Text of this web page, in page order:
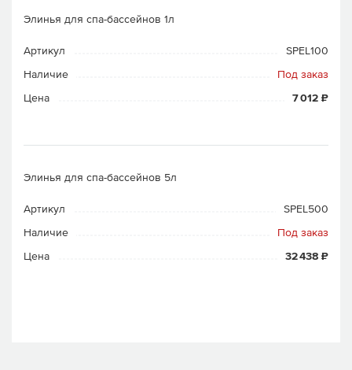
Элинья для спа-бассейнов 1л
Артикул
SPEL100
Наличие
Под заказ
Цена
7 012 ₽
Элинья для спа-бассейнов 5л
Артикул
SPEL500
Наличие
Под заказ
Цена
32 438 ₽